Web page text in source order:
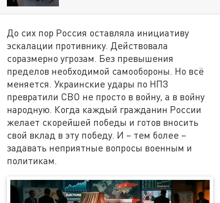
До сих пор Россия оставляла инициативу
эскалации противнику. Действовала
соразмерно угрозам. Без превышения
пределов необходимой самообороны. Но всё
меняется. Украинские удары по НПЗ
превратили СВО не просто в войну, а в войну
народную. Когда каждый гражданин России
желает скорейшей победы и готов вносить
свой вклад в эту победу. И – тем более –
задавать неприятные вопросы военным и
политикам.